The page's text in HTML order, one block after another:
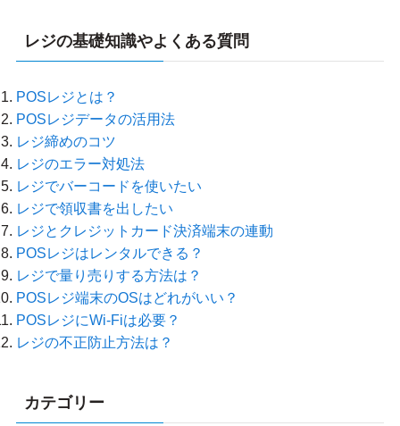
レジの基礎知識やよくある質問
POSレジとは？
POSレジデータの活用法
レジ締めのコツ
レジのエラー対処法
レジでバーコードを使いたい
レジで領収書を出したい
レジとクレジットカード決済端末の連動
POSレジはレンタルできる？
レジで量り売りする方法は？
POSレジ端末のOSはどれがいい？
POSレジにWi-Fiは必要？
レジの不正防止方法は？
カテゴリー